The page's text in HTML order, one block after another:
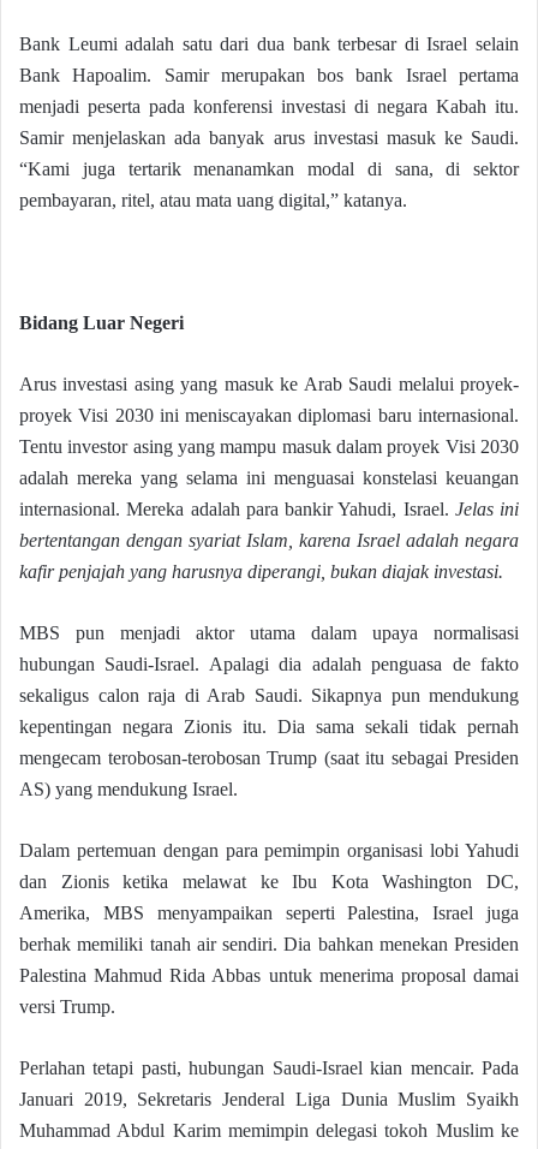
Bank Leumi adalah satu dari dua bank terbesar di Israel selain
Bank Hapoalim. Samir merupakan bos bank Israel pertama
menjadi peserta pada konferensi investasi di negara Kabah itu.
Samir menjelaskan ada banyak arus investasi masuk ke Saudi.
“Kami juga tertarik menanamkan modal di sana, di sektor
pembayaran, ritel, atau mata uang digital,” katanya.
Bidang Luar Negeri
Arus investasi asing yang masuk ke Arab Saudi melalui proyek-
proyek Visi 2030 ini meniscayakan diplomasi baru internasional.
Tentu investor asing yang mampu masuk dalam proyek Visi 2030
adalah mereka yang selama ini menguasai konstelasi keuangan
internasional. Mereka adalah para bankir Yahudi, Israel. Jelas ini
bertentangan dengan syariat Islam, karena Israel adalah negara
kafir penjajah yang harusnya diperangi, bukan diajak investasi.
MBS pun menjadi aktor utama dalam upaya normalisasi
hubungan Saudi-Israel. Apalagi dia adalah penguasa de fakto
sekaligus calon raja di Arab Saudi. Sikapnya pun mendukung
kepentingan negara Zionis itu. Dia sama sekali tidak pernah
mengecam terobosan-terobosan Trump (saat itu sebagai Presiden
AS) yang mendukung Israel.
Dalam pertemuan dengan para pemimpin organisasi lobi Yahudi
dan Zionis ketika melawat ke Ibu Kota Washington DC,
Amerika, MBS menyampaikan seperti Palestina, Israel juga
berhak memiliki tanah air sendiri. Dia bahkan menekan Presiden
Palestina Mahmud Rida Abbas untuk menerima proposal damai
versi Trump.
Perlahan tetapi pasti, hubungan Saudi-Israel kian mencair. Pada
Januari 2019, Sekretaris Jenderal Liga Dunia Muslim Syaikh
Muhammad Abdul Karim memimpin delegasi tokoh Muslim ke